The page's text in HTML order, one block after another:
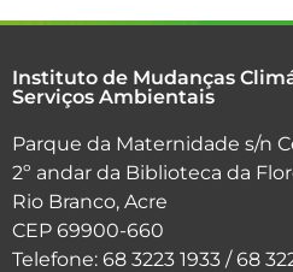
Instituto de Mudanças
Serviços Ambientais
Parque da Maternidade s/n
2º andar da Biblioteca da
Rio Branco, Acre
CEP 69900-660
Telefone: 68 3223 1933 / 68